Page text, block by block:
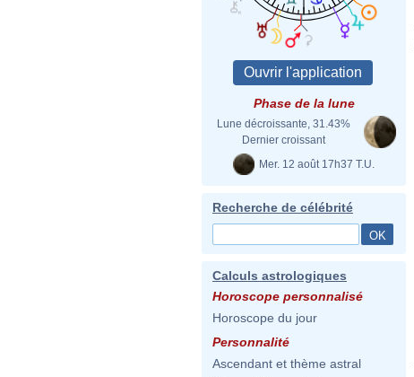
Phase de la lune
Lune décroissante, 31.43%
Dernier croissant
Mer. 12 août 17h37 T.U.
Recherche de célébrité
Calculs astrologiques
Horoscope personnalisé
Horoscope du jour
Personnalité
Ascendant et thème astral